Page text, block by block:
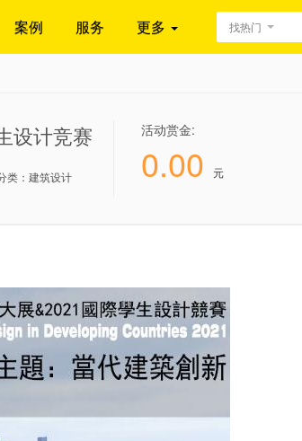
案例 服务 更多 找热门
设计竞赛
类：建筑设计
活动赏金:
0.00 元